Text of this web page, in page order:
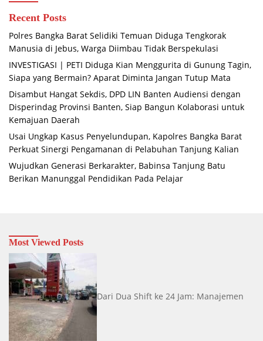
Recent Posts
Polres Bangka Barat Selidiki Temuan Diduga Tengkorak
Manusia di Jebus, Warga Diimbau Tidak Berspekulasi
INVESTIGASI | PETI Diduga Kian Menggurita di Gunung Tagin,
Siapa yang Bermain? Aparat Diminta Jangan Tutup Mata
Disambut Hangat Sekdis, DPD LIN Banten Audiensi dengan
Disperindag Provinsi Banten, Siap Bangun Kolaborasi untuk
Kemajuan Daerah
Usai Ungkap Kasus Penyelundupan, Kapolres Bangka Barat
Perkuat Sinergi Pengamanan di Pelabuhan Tanjung Kalian
Wujudkan Generasi Berkarakter, Babinsa Tanjung Batu
Berikan Manunggal Pendidikan Pada Pelajar
Most Viewed Posts
Dari Dua Shift ke 24 Jam: Manajemen